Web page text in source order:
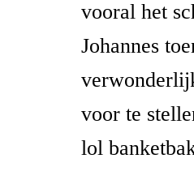
vooral het
Johannes
voor te
lol